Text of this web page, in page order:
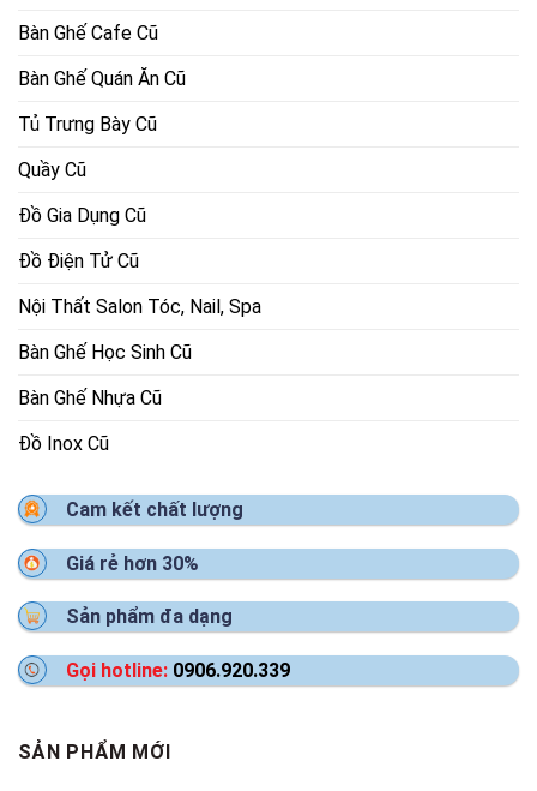
Bàn Ghế Cafe Cũ
Bàn Ghế Quán Ăn Cũ
Tủ Trưng Bày Cũ
Quầy Cũ
Đồ Gia Dụng Cũ
Đồ Điện Tử Cũ
Nội Thất Salon Tóc, Nail, Spa
Bàn Ghế Học Sinh Cũ
Bàn Ghế Nhựa Cũ
Đồ Inox Cũ
Cam kết chất lượng
Giá rẻ hơn 30%
Sản phẩm đa dạng
Gọi hotline: 0906.920.339
SẢN PHẨM MỚI